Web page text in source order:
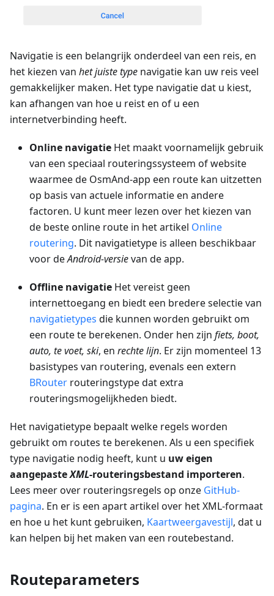
Navigatie is een belangrijk onderdeel van een reis, en
het kiezen van het juiste type navigatie kan uw reis veel
gemakkelijker maken. Het type navigatie dat u kiest,
kan afhangen van hoe u reist en of u een
internetverbinding heeft.
Online navigatie Het maakt voornamelijk gebruik
van een speciaal routeringssysteem of website
waarmee de OsmAnd-app een route kan uitzetten
op basis van actuele informatie en andere
factoren. U kunt meer lezen over het kiezen van
de beste online route in het artikel Online
routering. Dit navigatietype is alleen beschikbaar
voor deAndroid-versievan de app.
Offline navigatie Het vereist geen
internettoegang en biedt een bredere selectie van
navigatietypes die kunnen worden gebruikt om
een route te berekenen. Onder hen zijn fiets, boot,
auto, te voet, ski, en rechte lijn. Er zijn momenteel 13
basistypes van routering, evenals een extern
BRouter routeringstype dat extra
routeringsmogelijkheden biedt.
Het navigatietype bepaalt welke regels worden
gebruikt om routes te berekenen. Als u een specifiek
type navigatie nodig heeft, kunt u uw eigen
aangepasteXML-routeringsbestand importeren.
Lees meer over routeringsregels op onze GitHub-
pagina. En er is een apart artikel over het XML-formaat
en hoe u het kunt gebruiken, Kaartweergavestijl, dat u
kan helpen bij het maken van een routebestand.
Routeparameters